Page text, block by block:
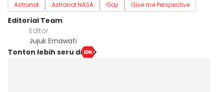
Astronot Astronot NASA Gaji Give me Perspective
Editorial Team
Editor
Jujuk Ernawati
Tonton lebih seru di